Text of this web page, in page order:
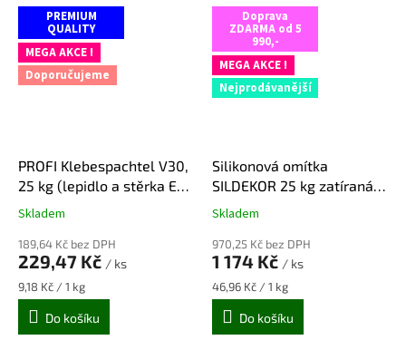
PREMIUM
QUALITY
MEGA AKCE !
Doporučujeme
PROFI Klebespachtel V30,
25 kg (lepidlo a stěrka EPS
+ vata)
Průměrné
produktu
je
5,0
z
Skladem
189,64 Kč bez DPH
229,47 Kč / ks
Měrná
cena:
9,18 Kč / 1 kg
Do košíku
Doprava
ZDARMA od 5
990,-
MEGA AKCE !
Nejprodávanější
Silikonová omítka
SILDEKOR 25 kg zatíraná
(hlazená) 1,5 mm - bílá
Průměrné
produktu
je
5,0
z
Skladem
970,25 Kč bez DPH
1 174 Kč / ks
Měrná
cena:
46,96 Kč / 1 kg
Do košíku